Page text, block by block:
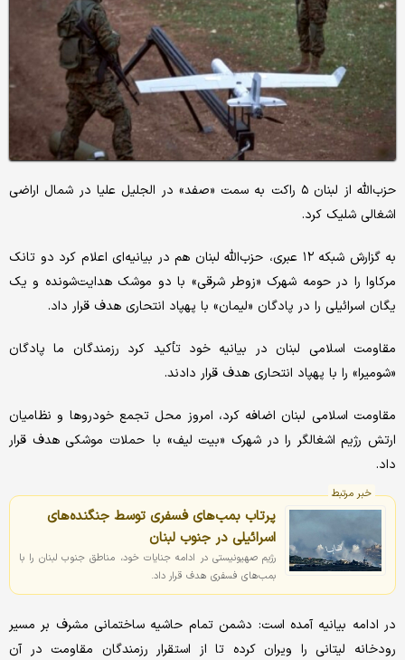
حزب‌الله از لبنان ۵ راکت به سمت «صفد» در الجلیل علیا در شمال اراضی
اشغالی شلیک کرد.
به گزارش شبکه ۱۲ عبری، حزب‌الله لبنان هم در بیانیه‌ای اعلام کرد دو تانک
مرکاوا را در حومه شهرک «زوطر شرقی» با دو موشک هدایت‌شونده و یک
یگان اسرائیلی را در پادگان «لیمان» با پهپاد انتحاری هدف قرار داد.
مقاومت اسلامی لبنان در بیانیه خود تأکید کرد رزمندگان ما پادگان
«شومیرا» را با پهپاد انتحاری هدف قرار دادند.
مقاومت اسلامی لبنان اضافه کرد، امروز محل تجمع خودروها و نظامیان
ارتش رژیم اشغالگر را در شهرک «بیت لیف» با حملات موشکی هدف قرار
داد.
خبر مرتبط
پرتاب بمب‌های فسفری توسط جنگنده‌های
اسرائیلی در جنوب لبنان
رژیم صهیونیستی در ادامه جنایات خود، مناطق جنوب لبنان را با
بمب‌های فسفری هدف قرار داد.
در ادامه بیانیه آمده است: دشمن تمام حاشیه ساختمانی مشرف بر مسیر
رودخانه لیتانی را ویران کرده تا از استقرار رزمندگان مقاومت در آن